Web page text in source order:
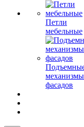
Петли
мебельные
фасадов